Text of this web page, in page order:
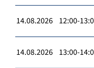
14.08.2026 12:00-
14.08.2026 13:00-